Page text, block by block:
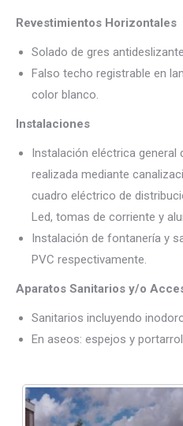
Revestimientos Horizontales
Solado de gres
Falso techo registrable en
color blanco.
Instalaciones
Instalación eléctrica general
realizada mediante
cuadro eléctrico de
Led, tomas de corriente y
Instalación de fontanería y
PVC respectivamente.
Aparatos Sanitarios y/o
Sanitarios incluyendo
En aseos: espejos y